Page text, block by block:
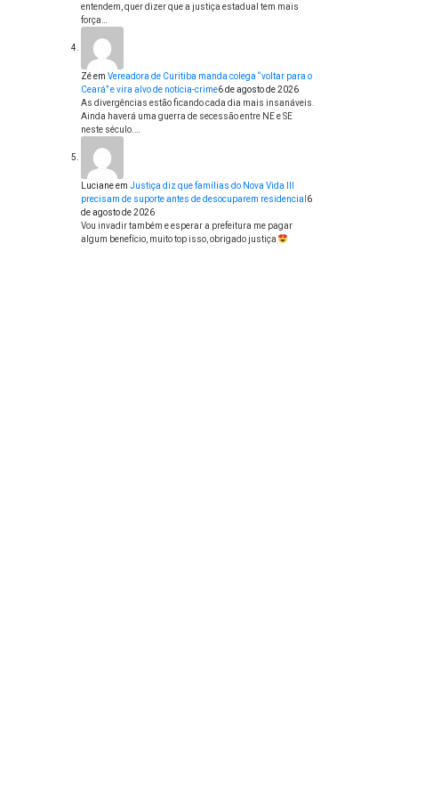
entendem, quer dizer que a justiça estadual tem mais
força…
Zéem Vereadora de Curitiba manda colega “voltar para o
Ceará” e vira alvo de notícia-crime6 de agosto de 2026
As divergências estão ficando cada dia mais insanáveis.
Ainda haverá uma guerra de secessão entre NE e SE
neste século.…
Lucianeem Justiça diz que famílias do Nova Vida III
precisam de suporte antes de desocuparem residencial 6
de agosto de 2026
Vou invadir também e esperar a prefeitura me pagar
algum benefício, muito top isso, obrigado justiça